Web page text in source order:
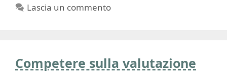
Lascia un commento
Competere sulla valutazione